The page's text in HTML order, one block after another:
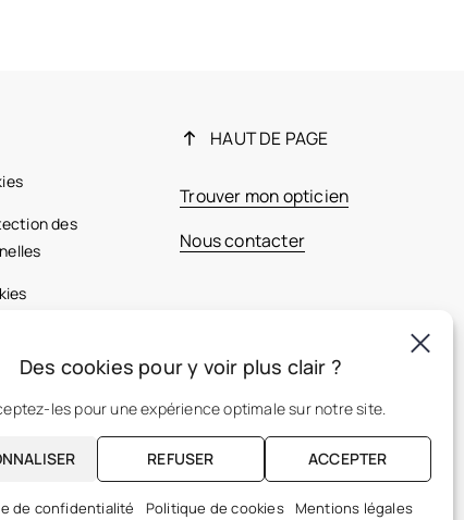
des
HAUT DE PAGE
Trouver mon opticien
Nous contacter
FR
Des cookies pour y voir plus clair ?
les pour une expérience optimale sur notre site.
ACCEPTER
REFUSER
de confidentialité Politique de cookies Mentions légales